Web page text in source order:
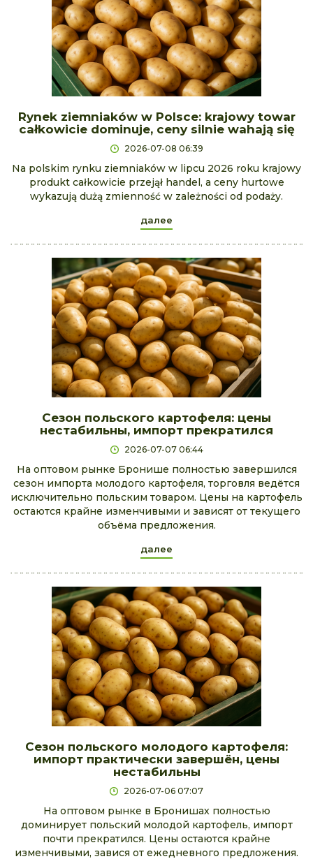
Rynek ziemniaków w Polsce: krajowy towar
całkowicie dominuje, ceny silnie wahają się
2026-07-08 06:39
Na polskim rynku ziemniaków w lipcu 2026 roku krajowy
produkt całkowicie przejął handel, a ceny hurtowe
wykazują dużą zmienność w zależności od podaży.
далее
Сезон польского картофеля: цены
нестабильны, импорт прекратился
2026-07-07 06:44
На оптовом рынке Бронише полностью завершился
сезон импорта молодого картофеля, торговля ведётся
исключительно польским товаром. Цены на картофель
остаются крайне изменчивыми и зависят от текущего
объёма предложения.
далее
Сезон польского молодого картофеля:
импорт практически завершён, цены
нестабильны
2026-07-06 07:07
На оптовом рынке в Бронишах полностью
доминирует польский молодой картофель, импорт
почти прекратился. Цены остаются крайне
изменчивыми, завися от ежедневного предложения.